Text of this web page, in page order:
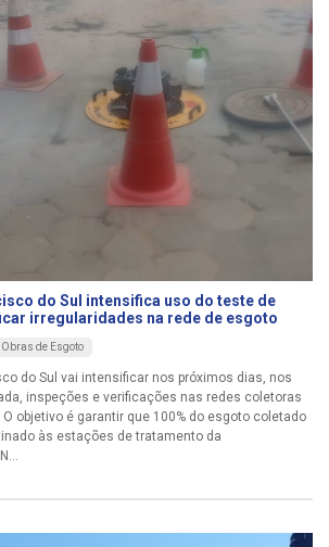
do Sul intensifica uso do teste de
irregularidades na rede de esgoto
Obras de Esgoto
do Sul vai intensificar nos próximos dias, nos
inspeções e verificações nas redes coletoras
objetivo é garantir que 100% do esgoto coletado
às estações de tratamento da